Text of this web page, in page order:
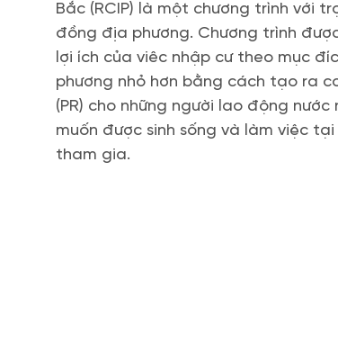
Bắc (RCIP) là một chương trình với
đồng địa phương. Chương trình
lợi ích của viêc nhập cư theo mục
phương nhỏ hơn bằng cách tạo ra
(PR) cho những người lao động
muốn được sinh sống và làm việc
tham gia.